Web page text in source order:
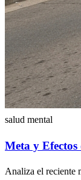
salud mental
Meta y Efectos
Analiza el reciente